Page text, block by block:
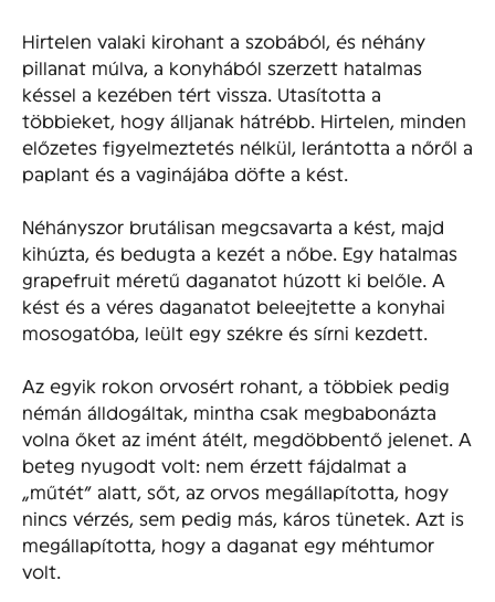
Hirtelen valaki kirohant a szobából, és néhány
pillanat múlva, a konyhából szerzett hatalmas
késsel a kezében tért vissza. Utasította a
többieket, hogy álljanak hátrébb. Hirtelen, minden
előzetes figyelmeztetés nélkül, lerántotta a nőről a
paplant és a vaginájába döfte a kést.
Néhányszor brutálisan megcsavarta a kést, majd
kihúzta, és bedugta a kezét a nőbe. Egy hatalmas
grapefruit méretű daganatot húzott ki belőle. A
kést és a véres daganatot beleejtette a konyhai
mosogatóba, leült egy székre és sírni kezdett.
Az egyik rokon orvosért rohant, a többiek pedig
némán álldogáltak, mintha csak megbabonázta
volna őket az imént átélt, megdöbbentő jelenet. A
beteg nyugodt volt: nem érzett fájdalmat a
„műtét” alatt, sőt, az orvos megállapította, hogy
nincs vérzés, sem pedig más, káros tünetek. Azt is
megállapította, hogy a daganat egy méhtumor
volt.